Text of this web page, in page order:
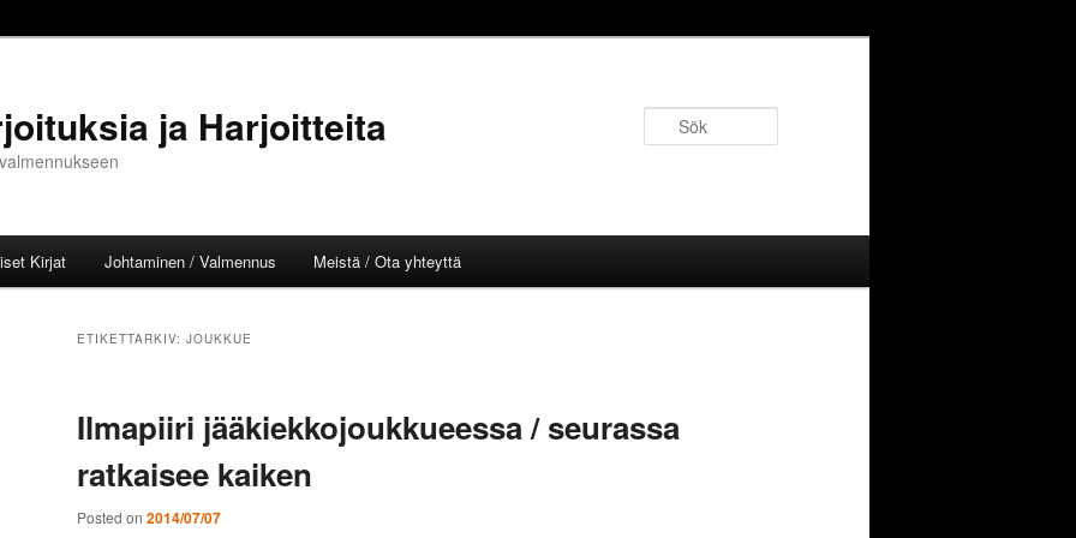
ja Harjoitteita
Kirjat Johtaminen / Valmennus Meistä / Ota yhteyttä
ETIKETTARKIV: JOUKKUE
Ilmapiiri jääkiekkojoukkueessa / seurassa
ratkaisee kaiken
Posted on 2014/07/07